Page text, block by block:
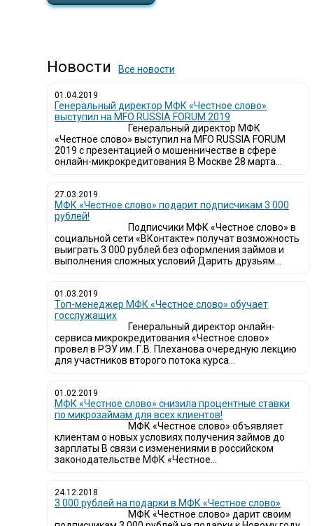
Новости Все новости
01.04.2019
Генеральный директор МФК «Честное слово»
выступил на MFO RUSSIA FORUM 2019
Генеральный директор МФК
«Честное слово» выступил на MFO RUSSIA FORUM
2019 с презентацией о мошенничестве в сфере
онлайн-микрокредитования В Москве 28 марта...
27.03.2019
МФК «Честное слово» подарит подписчикам 3 000
рублей!
Подписчики МФК «Честное слово» в
социальной сети «ВКонтакте» получат возможность
выиграть 3 000 рублей без оформления займов и
выполнения сложных условий Дарить друзьям...
01.03.2019
Топ-менеджер МФК «Честное слово» обучает
госслужащих
Генеральный директор онлайн-
сервиса микрокредитования «Честное слово»
провел в РЭУ им. Г.В. Плеханова очередную лекцию
для участников второго потока курса...
01.02.2019
МФК «Честное слово» снизила процентные ставки
по микрозаймам для всех клиентов!
МФК «Честное слово» объявляет
клиентам о новых условиях получения займов до
зарплаты В связи с изменениями в российском
законодательстве МФК «Честное...
24.12.2018
3 000 рублей на подарки в МФК «Честное слово»
МФК «Честное слово» дарит своим